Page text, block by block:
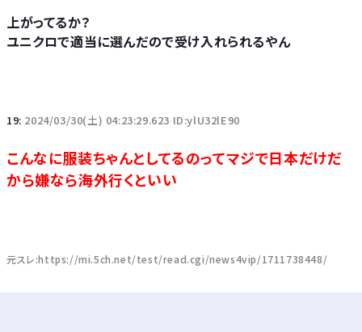
上がってるか？
ユニクロで適当に選んだので受け入れられるやん
19: 2024/03/30(土) 04:23:29.623 ID:ylU32lE90
こんなに服装ちゃんとしてるのってマジで日本だけだ
から嫌なら海外行くといい
元スレ:https://mi.5ch.net/test/read.cgi/news4vip/1711738448/